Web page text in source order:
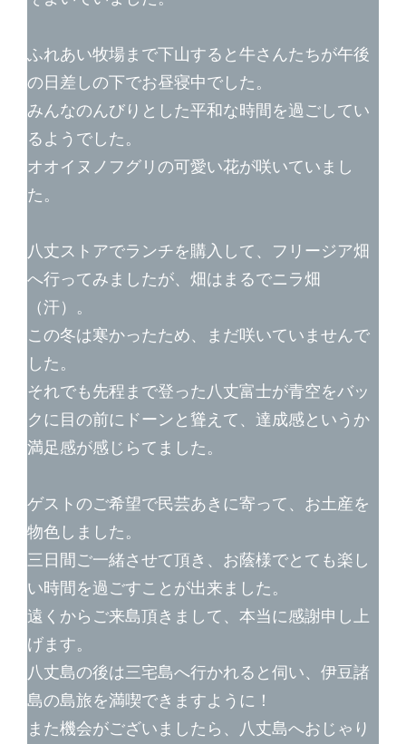
ふれあい牧場まで下山すると牛さんたちが午後
の日差しの下でお昼寝中でした。
みんなのんびりとした平和な時間を過ごしてい
るようでした。
オオイヌノフグリの可愛い花が咲いていまし
た。
八丈ストアでランチを購入して、フリージア畑
へ行ってみましたが、畑はまるでニラ畑
（汗）。
この冬は寒かったため、まだ咲いていませんで
した。
それでも先程まで登った八丈富士が青空をバッ
クに目の前にドーンと聳えて、達成感というか
満足感が感じらてました。
ゲストのご希望で民芸あきに寄って、お土産を
物色しました。
三日間ご一緒させて頂き、お蔭様でとても楽し
い時間を過ごすことが出来ました。
遠くからご来島頂きまして、本当に感謝申し上
げます。
八丈島の後は三宅島へ行かれると伺い、伊豆諸
島の島旅を満喫できますように！
また機会がございましたら、八丈島へおじゃり